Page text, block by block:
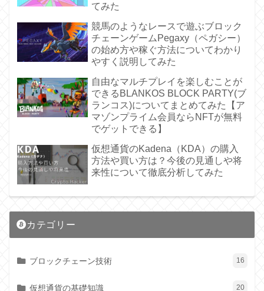
てみた
競馬のようなレースで遊ぶブロック
チェーンゲームPegaxy（ペガシー）
の始め方や稼ぐ方法についてわかり
やすく説明してみた
自由なマルチプレイを楽しむことが
できるBLANKOS BLOCK PARTY(ブ
ランコス)についてまとめてみた【ア
マゾンプライム会員ならNFTが無料
でゲットできる】
仮想通貨のKadena（KDA）の購入
方法や買い方は？今後の見通しや将
来性について徹底分析してみた
カテゴリー
ブロックチェーン技術 16
仮想通貨の基礎知識 20